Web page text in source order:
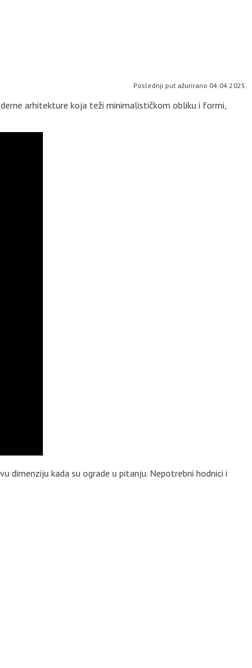
Poslednji put ažurirano 04.04.2025.
arhitekture koja teži minimalističkom obliku i formi,
kada su ograde u pitanju. Nepotrebni hodnici i